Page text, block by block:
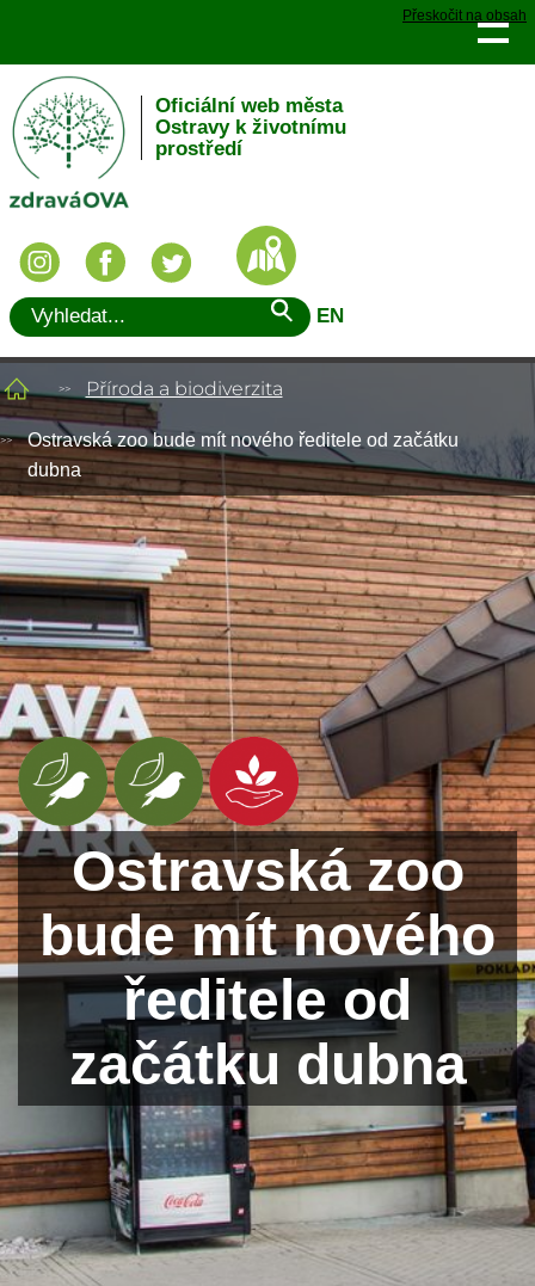
Přeskočit na obsah
Oficiální web města
Ostravy k životnímu
prostředí
EN
Příroda a biodiverzita
Ostravská zoo bude mít nového ředitele od začátku
dubna
Ostravská zoo
bude mít nového
ředitele od
začátku dubna